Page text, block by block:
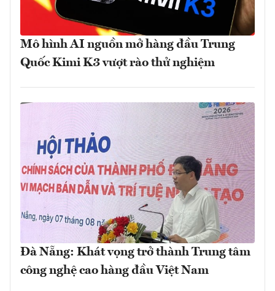
Mô hình AI nguồn mở hàng đầu Trung
Quốc Kimi K3 vượt rào thử nghiệm
Đà Nẵng: Khát vọng trở thành Trung tâm
công nghệ cao hàng đầu Việt Nam